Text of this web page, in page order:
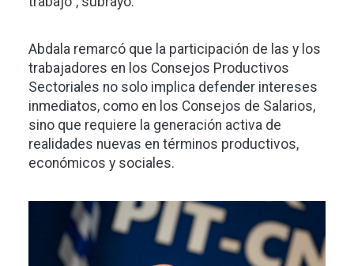
Abdala remarcó que la participación de las y los
trabajadores en los Consejos Productivos
Sectoriales no solo implica defender intereses
inmediatos, como en los Consejos de Salarios,
sino que requiere la generación activa de
realidades nuevas en términos productivos,
económicos y sociales.
Imagen